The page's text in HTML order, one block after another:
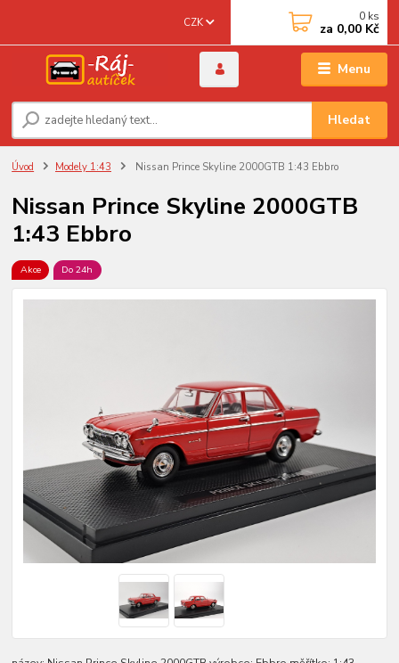
Menu
CZK
Hledat
0 ks
za 0,00 Kč
Úvod Modely 1:43 Nissan Prince Skyline 2000GTB 1:43 Ebbro
Nissan Prince Skyline 2000GTB
1:43 Ebbro
Akce Do 24h